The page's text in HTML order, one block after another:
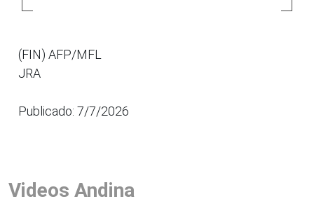
(FIN) AFP/MFL
JRA
Publicado: 7/7/2026
Videos Andina